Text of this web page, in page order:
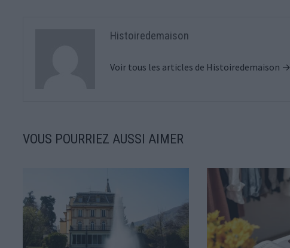
Histoiredemaison
Voir tous les articles de Histoiredemaison →
VOUS POURRIEZ AUSSI AIMER